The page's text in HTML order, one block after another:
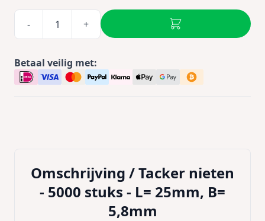
- +
Betaal veilig met:
Omschrijving /Tacker nieten
- 5000 stuks - L= 25mm, B=
5,8mm